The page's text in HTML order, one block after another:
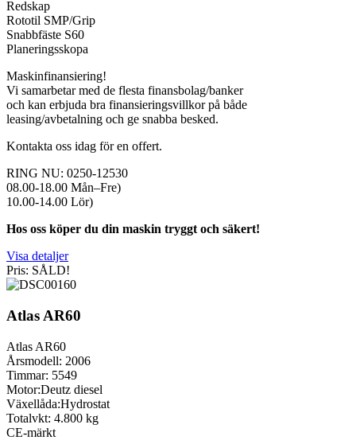
Redskap
Rototil SMP/Grip
Snabbfäste S60
Planeringsskopa
Maskinfinansiering!
Vi samarbetar med de flesta finansbolag/banker
och kan erbjuda bra finansieringsvillkor på både
leasing/avbetalning och ge snabba besked.
Kontakta oss idag för en offert.
RING NU: 0250-12530
08.00-18.00 Mån–Fre)
10.00-14.00 Lör)
Hos oss köper du din maskin tryggt och säkert!
Visa detaljer
Pris: SÅLD!
Atlas AR60
Atlas AR60
Årsmodell: 2006
Timmar: 5549
Motor:Deutz diesel
Växellåda:Hydrostat
Totalvkt: 4.800 kg
CE-märkt